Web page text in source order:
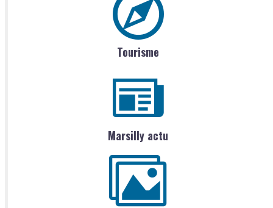
Tourisme
Marsilly actu